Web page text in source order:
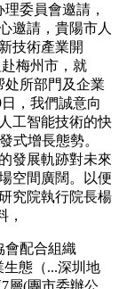
委員會邀請，
邀請，貴陽市人
技術產業開
梅州市，就
处所部門及企業
，我們誠意向
工智能技術的快
式增長態勢。
發展軌跡對未來
空間廣闊。以便
究院執行院長楊
，
配合組織
生態（...深圳地
層(團市委辦公